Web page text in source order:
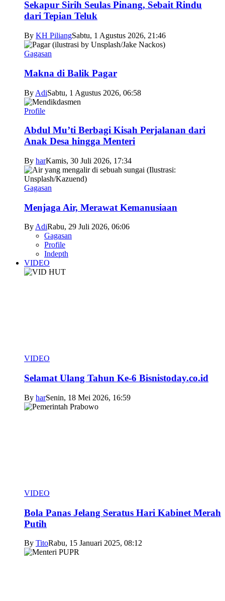
Sekapur Sirih Seulas Pinang, Sebait Rindu
dari Tepian Teluk
By KH PiliangSabtu, 1 Agustus 2026, 21:46
Gagasan
Makna di Balik Pagar
By AdiSabtu, 1 Agustus 2026, 06:58
Profile
Abdul Mu’ti Berbagi Kisah Perjalanan dari
Anak Desa hingga Menteri
By harKamis, 30 Juli 2026, 17:34
Gagasan
Menjaga Air, Merawat Kemanusiaan
ByAdiRabu, 29 Juli 2026, 06:06
Gagasan
Profile
Indepth
VIDEO
VIDEO
Selamat Ulang Tahun Ke-6 Bisnistoday.co.id
By harSenin, 18 Mei 2026, 16:59
VIDEO
Bola Panas Jelang Seratus Hari Kabinet Merah
Putih
By TitoRabu, 15 Januari 2025, 08:12